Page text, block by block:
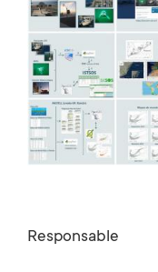
Responsable